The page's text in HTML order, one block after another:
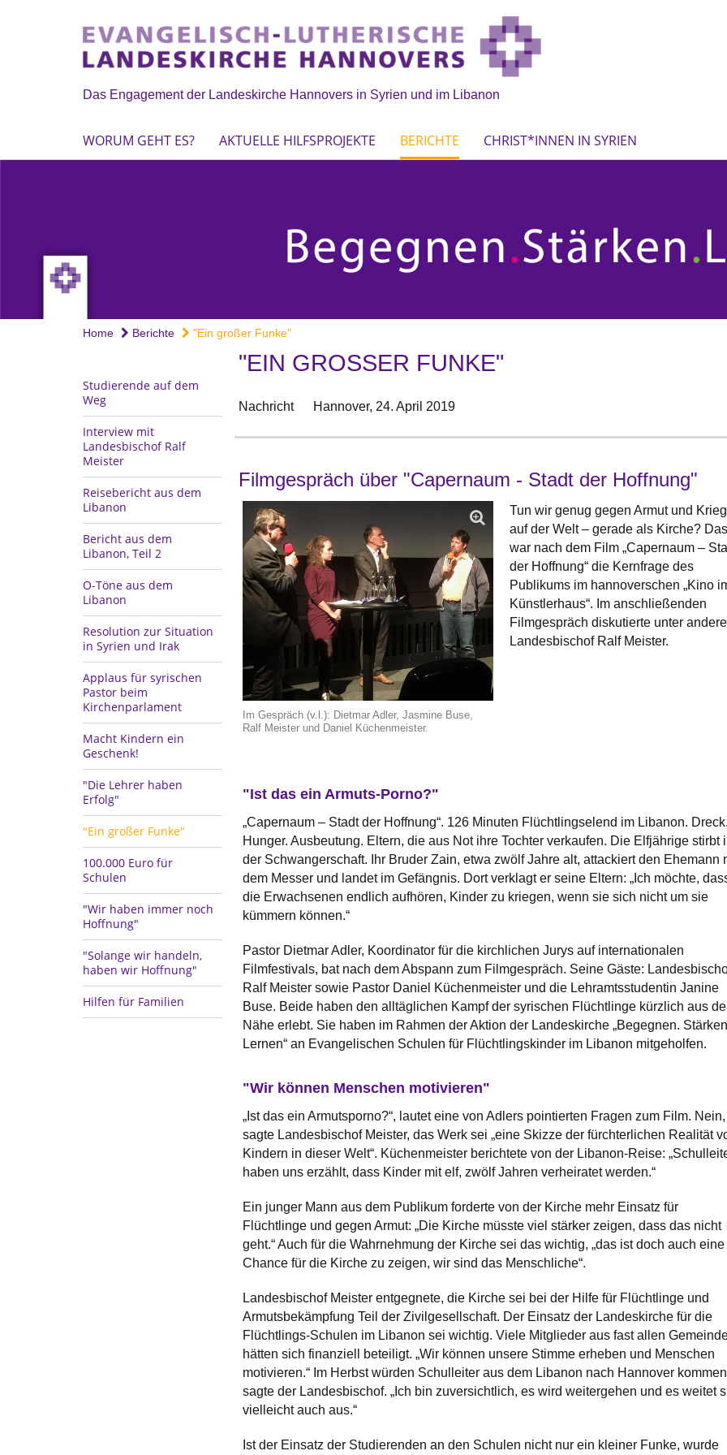
Das Engagement der Landeskirche Hannovers in Syrien und im Libanon
WORUM GEHT ES? AKTUELLE HILFSPROJEKTE BERICHTE CHRIST*INNEN IN SYRIEN
Home Berichte "Ein großer Funke"
Studierende auf dem
Weg
Interview mit
Landesbischof Ralf
Meister
Reisebericht aus dem
Libanon
Bericht aus dem
Libanon, Teil 2
O-Töne aus dem
Libanon
Resolution zur Situation
in Syrien und Irak
Applaus für syrischen
Pastor beim
Kirchenparlament
Macht Kindern ein
Geschenk!
"Die Lehrer haben
Erfolg"
"Ein großer Funke"
100.000 Euro für
Schulen
"Wir haben immer noch
Hoffnung"
"Solange wir handeln,
haben wir Hoffnung"
Hilfen für Familien
"EIN GROSSER FUNKE"
Nachricht Hannover, 24. April 2019
Filmgespräch über "Capernaum - Stadt der Hoffnung"
Im Gespräch (v.l.): Dietmar Adler, Jasmine Buse,
Ralf Meister und Daniel Küchenmeister.
Tun wir genug gegen Armut und Krieg
auf der Welt – gerade als Kirche? Das
war nach dem Film „Capernaum –
der Hoffnung“ die Kernfrage des
Publikums im hannoverschen „Kino
Künstlerhaus“. Im anschließenden
Filmgespräch diskutierte unter
Landesbischof Ralf Meister.
"Ist das ein Armuts-Porno?"
„Capernaum – Stadt der Hoffnung“. 126 Minuten Flüchtlingselend im Libanon. Dreck.
Hunger. Ausbeutung. Eltern, die aus Not ihre Tochter verkaufen. Die Elfjährige stirbt
der Schwangerschaft. Ihr Bruder Zain, etwa zwölf Jahre alt, attackiert den Ehemann
dem Messer und landet im Gefängnis. Dort verklagt er seine Eltern: „Ich möchte,
die Erwachsenen endlich aufhören, Kinder zu kriegen, wenn sie sich nicht um sie
kümmern können.“
Pastor Dietmar Adler, Koordinator für die kirchlichen Jurys auf internationalen
Filmfestivals, bat nach dem Abspann zum Filmgespräch. Seine Gäste:
Ralf Meister sowie Pastor Daniel Küchenmeister und die Lehramtsstudentin Janine
Buse. Beide haben den alltäglichen Kampf der syrischen Flüchtlinge kürzlich aus
Nähe erlebt. Sie haben im Rahmen der Aktion der Landeskirche „Begegnen.
Lernen“ an Evangelischen Schulen für Flüchtlingskinder im Libanon mitgeholfen.
"Wir können Menschen motivieren"
„Ist das ein Armutsporno?“, lautet eine von Adlers pointierten Fragen zum Film. Nein,
sagte Landesbischof Meister, das Werk sei „eine Skizze der fürchterlichen Realität
Kindern in dieser Welt“. Küchenmeister berichtete von der Libanon-Reise:
haben uns erzählt, dass Kinder mit elf, zwölf Jahren verheiratet werden.“
Ein junger Mann aus dem Publikum forderte von der Kirche mehr Einsatz für
Flüchtlinge und gegen Armut: „Die Kirche müsste viel stärker zeigen, dass das nicht
geht.“ Auch für die Wahrnehmung der Kirche sei das wichtig, „das ist doch auch eine
Chance für die Kirche zu zeigen, wir sind das Menschliche“.
Landesbischof Meister entgegnete, die Kirche sei bei der Hilfe für Flüchtlinge und
Armutsbekämpfung Teil der Zivilgesellschaft. Der Einsatz der Landeskirche für die
Flüchtlings-Schulen im Libanon sei wichtig. Viele Mitglieder aus fast allen
hätten sich finanziell beteiligt. „Wir können unsere Stimme erheben und Menschen
motivieren.“ Im Herbst würden Schulleiter aus dem Libanon nach Hannover
sagte der Landesbischof. „Ich bin zuversichtlich, es wird weitergehen und es weitet
vielleicht auch aus.“
Ist der Einsatz der Studierenden an den Schulen nicht nur ein kleiner Funke, wurde